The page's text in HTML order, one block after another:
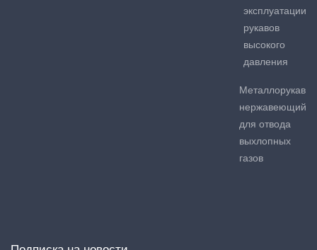
эксплуатации
рукавов
высокого
давления
Металлорукав
нержавеющий
для отвода
выхлопных
газов